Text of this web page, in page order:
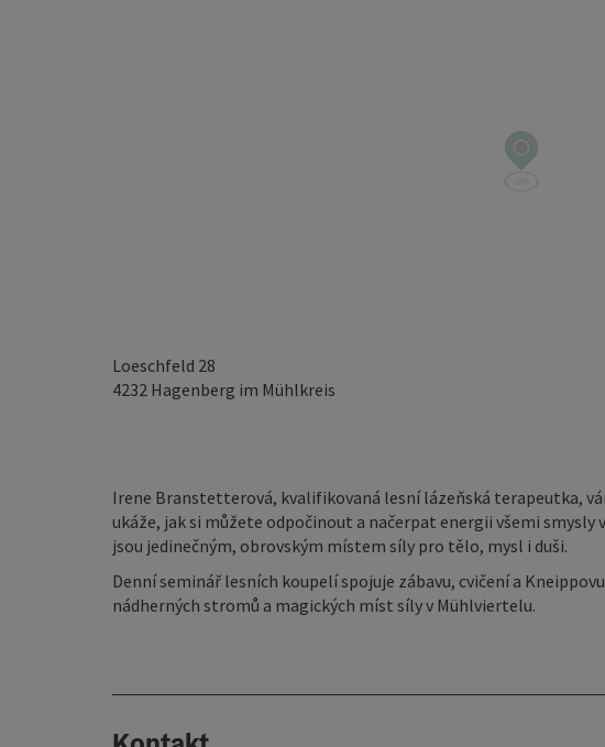
Loeschfeld 28
4232 Hagenberg im Mühlkreis
Irene Branstetterová, kvalifikovaná lesní lázeňská terapeutka,
ukáže, jak si můžete odpočinout a načerpat energii všemi
jsou jedinečným, obrovským místem síly pro tělo, mysl i duši.
Denní seminář lesních koupelí spojuje zábavu, cvičení a
nádherných stromů a magických míst síly v Mühlviertelu.